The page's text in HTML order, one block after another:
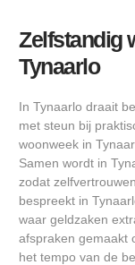
Zelfstandig
Tynaarlo
In Tynaarlo draait
met steun bij
woonweek in
Samen wordt in
zodat
bespreekt in
waar geldzaken
afspraken gemaakt
het tempo van de